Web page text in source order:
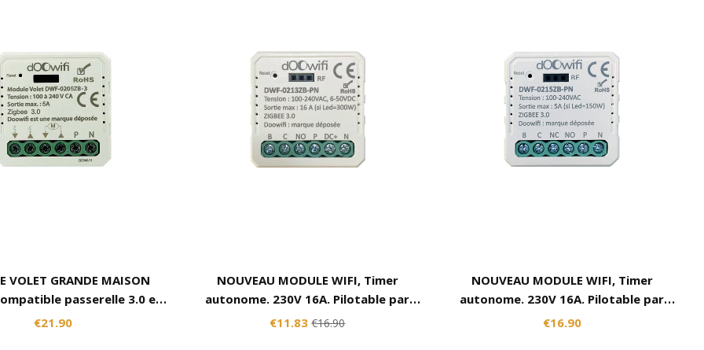
VOLET GRANDE MAISON
passerelle 3.0 et
Compatible tout volet
€21.90
NOUVEAU MODULE WIFI, Timer
autonome. 230V 16A. Pilotable par
internet avec Alexa, Google, Tuya,
€11.83 €16.90
NOUVEAU MODULE WIFI, Timer
autonome. 230V 16A. Pilotable par
internet avec Alexa, Google, Tuya,
€16.90